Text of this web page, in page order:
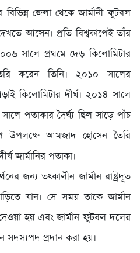
জেলা থেকে জার্মানী ফুটবল
আসেন। প্রতি বিশ্বকাপেই তাঁর
সালে প্রথমে দেড় কিলোমিটার
করেন তিনি। ২০১০ সালের
কিলোমিটার দীর্ঘ। ২০১৪ সালে
পতাকার দৈর্ঘ্য ছিল সাড়ে পাঁচ
উপলক্ষে আমজাদ হোসেন তৈরি
জার্মানির পতাকা।
জন্য তৎকালীন জার্মান রাষ্ট্রদূত
যান। সে সময় তাকে জার্মান
হয় এবং জার্মান ফুটবল দলের
সদস্যপদ প্রদান করা হয়।